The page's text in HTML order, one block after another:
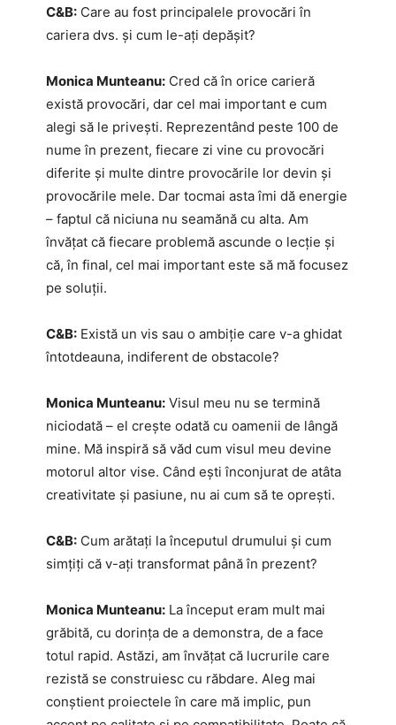
C&B: Care au fost principalele provocări în
cariera dvs. și cum le-ați depășit?
Monica Munteanu: Cred că în orice carieră
există provocări, dar cel mai important e cum
alegi să le privești. Reprezentând peste 100 de
nume în prezent, fiecare zi vine cu provocări
diferite și multe dintre provocările lor devin și
provocările mele. Dar tocmai asta îmi dă energie
– faptul că niciuna nu seamănă cu alta. Am
învățat că fiecare problemă ascunde o lecție și
că, în final, cel mai important este să mă focusez
pe soluții.
C&B: Există un vis sau o ambiție care v-a ghidat
întotdeauna, indiferent de obstacole?
Monica Munteanu: Visul meu nu se termină
niciodată – el crește odată cu oamenii de lângă
mine. Mă inspiră să văd cum visul meu devine
motorul altor vise. Când ești înconjurat de atâta
creativitate și pasiune, nu ai cum să te oprești.
C&B: Cum arătați la începutul drumului și cum
simțiți că v-ați transformat până în prezent?
Monica Munteanu: La început eram mult mai
grăbită, cu dorința de a demonstra, de a face
totul rapid. Astăzi, am învățat că lucrurile care
rezistă se construiesc cu răbdare. Aleg mai
conștient proiectele în care mă implic, pun